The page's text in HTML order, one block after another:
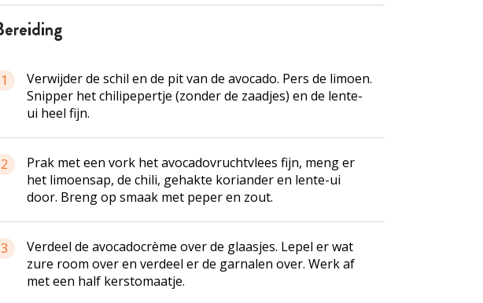
bereiding
1
Verwijder de schil en de pit van de avocado. Pers de limoen.
Snipper het chilipepertje (zonder de zaadjes) en de lente-
ui heel fijn.
2
Prak met een vork het avocadovruchtvlees fijn, meng er
het limoensap, de chili, gehakte koriander en lente-ui
door. Breng op smaak met peper en zout.
3
Verdeel de avocadocrème over de glaasjes. Lepel er wat
zure room over en verdeel er de garnalen over. Werk af
met een half kerstomaatje.